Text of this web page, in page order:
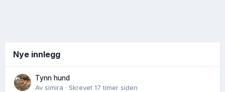
Nye innlegg
Tynn hund
Av simira · Skrevet 17 timer siden